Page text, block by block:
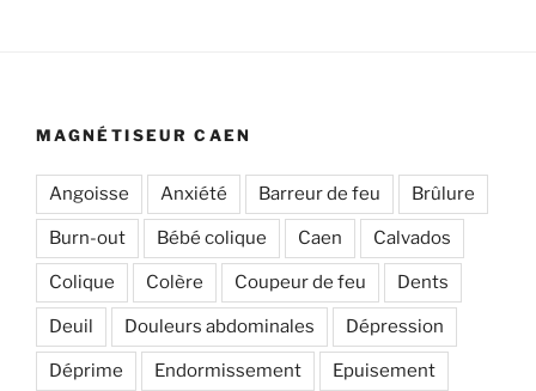
MAGNÉTISEUR CAEN
Angoisse Anxiété Barreur de feu Brûlure
Burn-out Bébé colique Caen Calvados
Colique Colère Coupeur de feu Dents
Deuil Douleurs abdominales Dépression
Déprime Endormissement Epuisement